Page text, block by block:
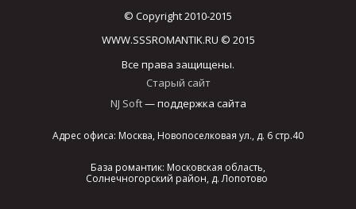
© Copyright 2010-2015
WWW.SSSROMANTIK.RU © 2015
Все права защищены.
Старый сайт
NJ Soft— поддержка сайта
Адрес офиса: Москва, Новопоселковая ул., д. 6 стр.40
База романтик: Московская область,
Солнечногорский район, д. Лопотово